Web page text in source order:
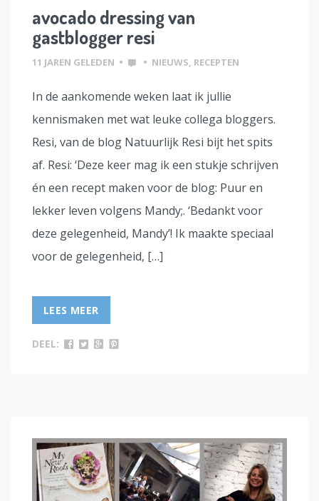
avocado dressing van
gastblogger resi
11 JAREN GELEDEN • • NIEUWS, RECEPTEN
In de aankomende weken laat ik jullie
kennismaken met wat leuke collega bloggers.
Resi, van de blog Natuurlijk Resi bijt het spits
af. Resi: ‘Deze keer mag ik een stukje schrijven
én een recept maken voor de blog: Puur en
lekker leven volgens Mandy;. ‘Bedankt voor
deze gelegenheid, Mandy’! Ik maakte speciaal
voor de gelegenheid, […]
LEES MEER
DEEL: